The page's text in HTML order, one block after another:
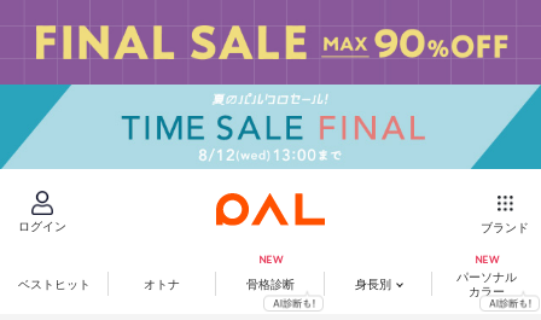
ログイン ブランド
ベストヒット オトナ 骨格診断 身長別
パーソナル
カラー